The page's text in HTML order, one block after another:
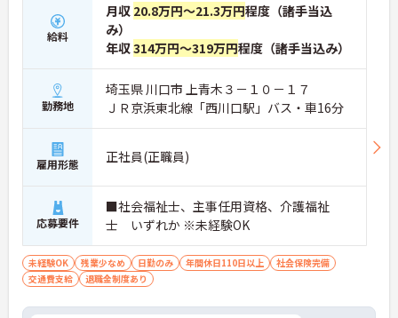
給料
月収 20.8万円～21.3万円程度（諸手当込
み）
年収314万円～319万円程度（諸手当込み）
勤務地
埼玉県 川口市 上青木３－１０－１７
ＪＲ京浜東北線「西川口駅」バス・車16分
雇用形態 正社員(正職員)
応募要件
■社会福祉士、主事任用資格、介護福祉
士 いずれか ※未経験OK
未経験OK 残業少なめ 日勤のみ 年間休日110日以上
社会保険完備
交通費支給
退職金制度あり